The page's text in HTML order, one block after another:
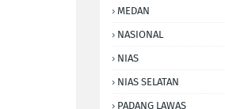
MEDAN
NASIONAL
NIAS
NIAS SELATAN
PADANG LAWAS